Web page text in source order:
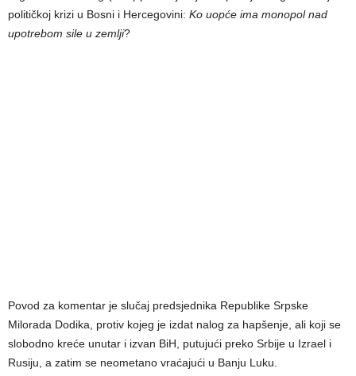
političkoj krizi u Bosni i Hercegovini: Ko uopće ima monopol nad
upotrebom sile u zemlji?
Povod za komentar je slučaj predsjednika Republike Srpske
Milorada Dodika, protiv kojeg je izdat nalog za hapšenje, ali koji se
slobodno kreće unutar i izvan BiH, putujući preko Srbije u Izrael i
Rusiju, a zatim se neometano vraćajući u Banju Luku.